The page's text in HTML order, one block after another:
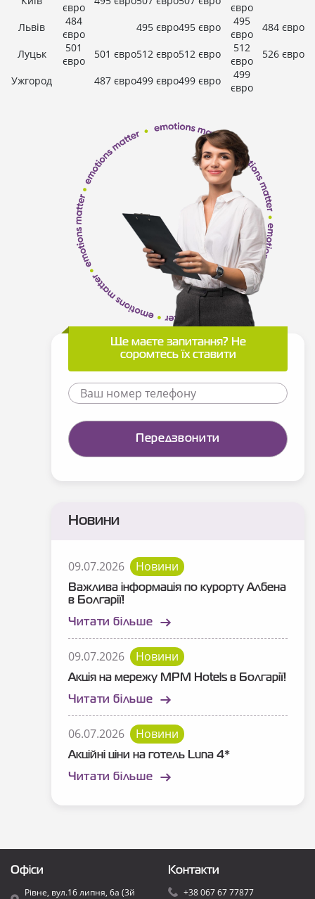
євро
євро
Львів
484
євро
495 євро495 євро
495
євро
484 євро
Луцьк
501
євро
501 євро512 євро512 євро
512
євро
526 євро
Ужгород
487 євро499 євро499 євро
499
євро
Ще маєте запитання? Не
соромтесь їх ставити
Новини
09.07.2026 Новини
Важлива інформація по курорту Албена
в Болгарії!
Читати більше
09.07.2026 Новини
Акція на мережу MPM Hotels в Болгарії!
Читати більше
06.07.2026 Новини
Акційні ціни на готель Luna 4*
Читати більше
Офіси
Рівне, вул.16 липня, 6а (3й
Контакти
+38 067 67 77877